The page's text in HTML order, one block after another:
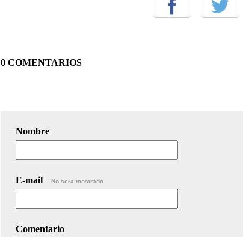
0 COMENTARIOS
Nombre
E-mail No será mostrado.
Comentario